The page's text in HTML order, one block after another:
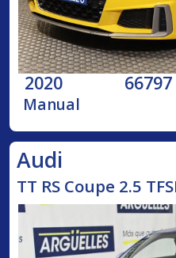
2020
Manual
Audi
TT RS Coupe 2.5